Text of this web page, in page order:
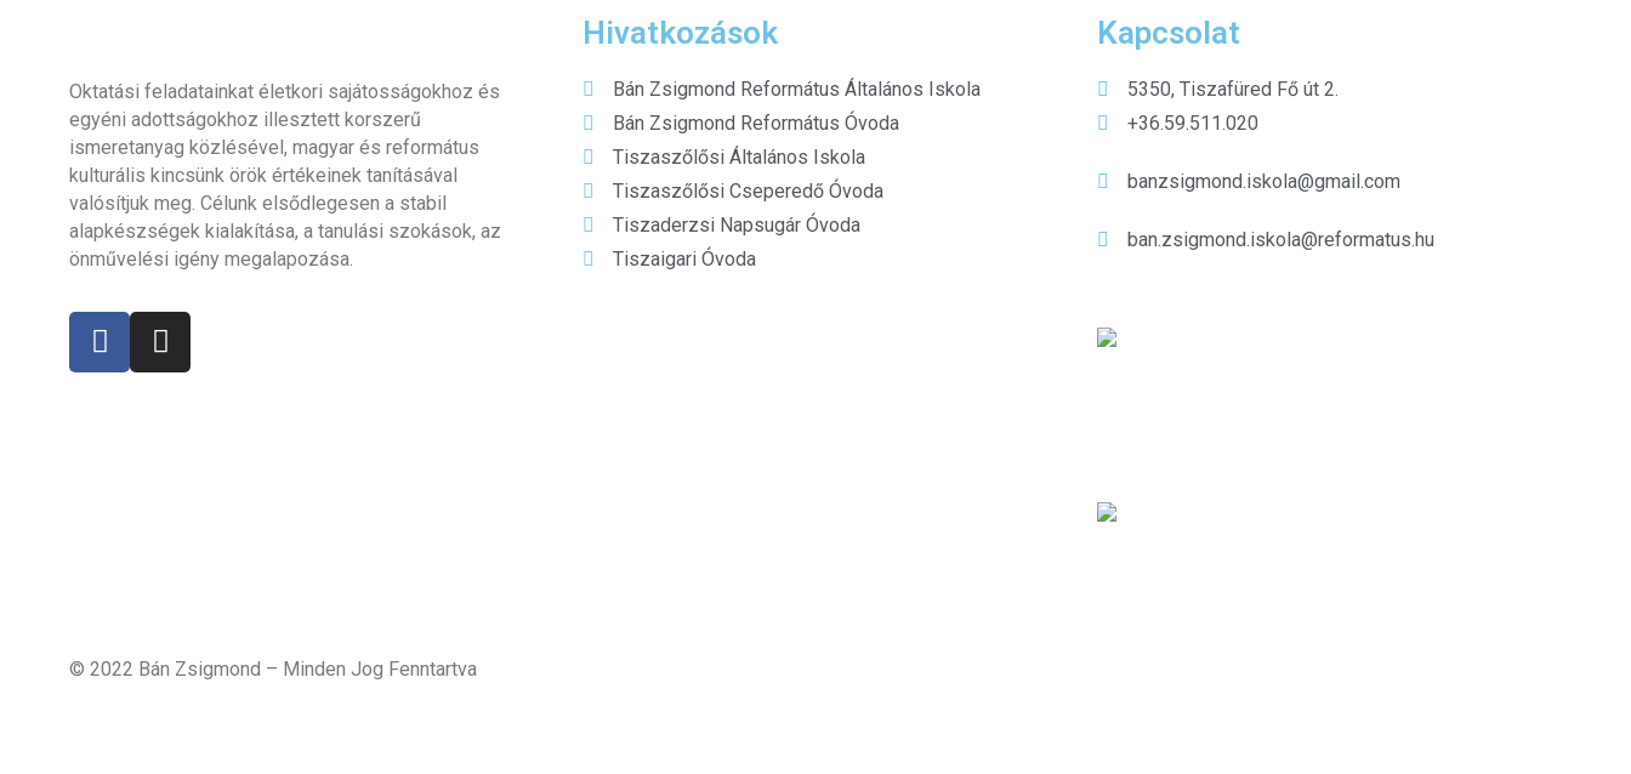
Oktatási feladatainkat életkori sajátosságokhoz és
egyéni adottságokhoz illesztett korszerű
ismeretanyag közlésével, magyar és református
kulturális kincsünk örök értékeinek tanításával
valósítjuk meg. Célunk elsődlegesen a stabil
alapkészségek kialakítása, a tanulási szokások, az
önművelési igény megalapozása.
Hivatkozások
Bán Zsigmond Református Általános Iskola
Bán Zsigmond Református Óvoda
Tiszaszőlősi Általános Iskola
Tiszaszőlősi Cseperedő Óvoda
Tiszaderzsi Napsugár Óvoda
Tiszaigari Óvoda
Kapcsolat
5350, Tiszafüred Fő út 2.
+36.59.511.020
banzsigmond.iskola@gmail.com
ban.zsigmond.iskola@reformatus.hu
© 2022 Bán Zsigmond – Minden Jog Fenntartva